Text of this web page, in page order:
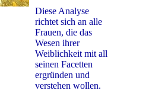
Diese Analyse
richtet sich an alle
Frauen, die das
Wesen ihrer
Weiblichkeit mit all
seinen Facetten
ergründen und
verstehen wollen.